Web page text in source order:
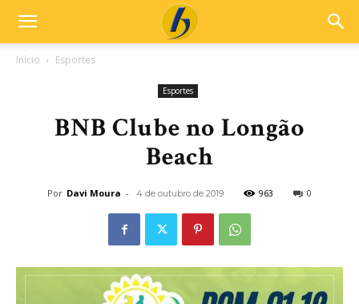
Início Esportes
Esportes
BNB Clube no Longão
Beach
Por Davi Moura - 4 de outubro de 2019 963 0